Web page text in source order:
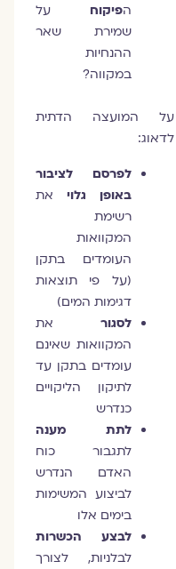
פיקוחעל
שמירת שאר
ההנחיות
במקווה?
על המועצה הדתית
לדאוג:
לפרסם לציבור
באופן גלויאת
רשימת
המקוואות
העומדים בתקן
(על פי תוצאות
דגימות המים)
לסגוראת
המקוואות שאינם
עומדים בתקן עד
לתיקון הליקויים
כנדרש
לתת מענה
לתגבור כוח
האדם הנדרש
לביצוע המשימות
בימים אלו
לבצע הכשרות
לבלניות, לצורך